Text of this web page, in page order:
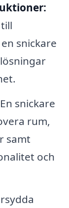
snickare
En snickare
rum,
samt
och